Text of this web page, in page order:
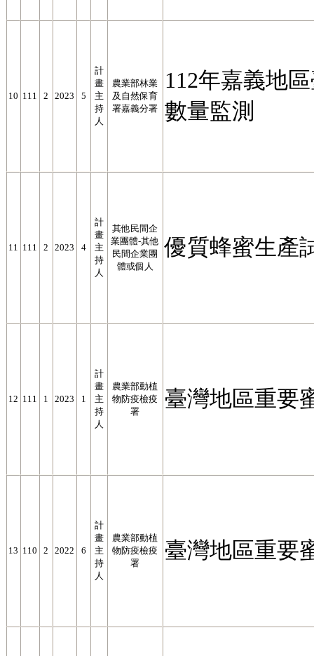
10 111 2 2023 5
計
畫
主
持
人
農業部林業
及自然保育
署嘉義分署
112年嘉義地
數量監測
11 111 2 2023 4
計
畫
主
持
人
其他民間企
業團體-其他
民間企業團
體或個人
優質蜂蜜生產
12 111 1 2023 1
計
畫
主
持
人
農業部動植
物防疫檢疫
署
臺灣地區重要
13 110 2 2022 6
計
畫
主
持
人
農業部動植
物防疫檢疫
署
臺灣地區重要